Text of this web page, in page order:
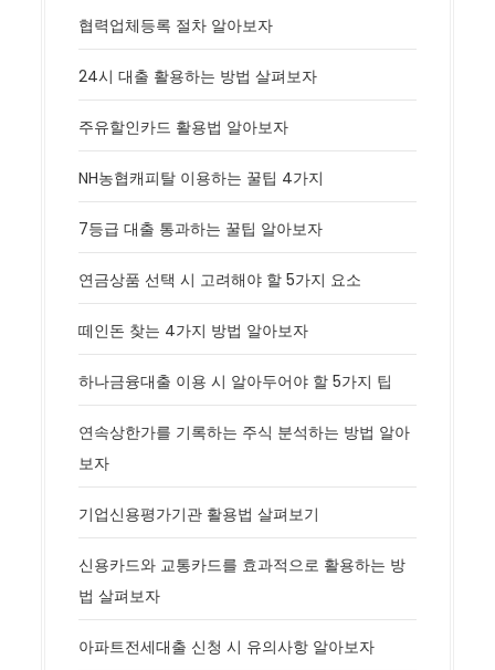
협력업체등록 절차 알아보자
24시 대출 활용하는 방법 살펴보자
주유할인카드 활용법 알아보자
NH농협캐피탈 이용하는 꿀팁 4가지
7등급 대출 통과하는 꿀팁 알아보자
연금상품 선택 시 고려해야 할 5가지 요소
떼인돈 찾는 4가지 방법 알아보자
하나금융대출 이용 시 알아두어야 할 5가지 팁
연속상한가를 기록하는 주식 분석하는 방법 알아
보자
기업신용평가기관 활용법 살펴보기
신용카드와 교통카드를 효과적으로 활용하는 방
법 살펴보자
아파트전세대출 신청 시 유의사항 알아보자